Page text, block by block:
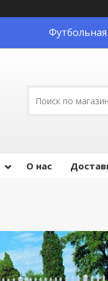
Футбольная
О нас